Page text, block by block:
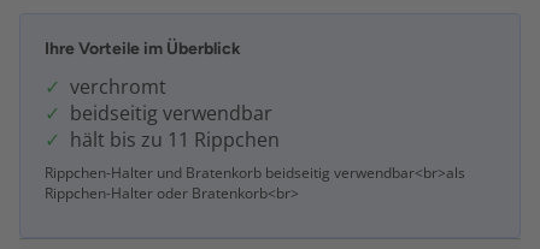
Ihre Vorteile im Überblick
verchromt
beidseitig verwendbar
hält bis zu 11 Rippchen
Rippchen-Halter und Bratenkorb beidseitig verwendbar<br>als
Rippchen-Halter oder Bratenkorb<br>